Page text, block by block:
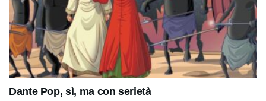
Dante Pop, sì, ma con serietà